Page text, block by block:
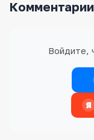
Комментарии
Войдите,
Я